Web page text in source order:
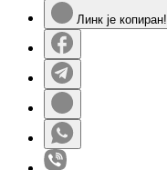
Линк је копиран!